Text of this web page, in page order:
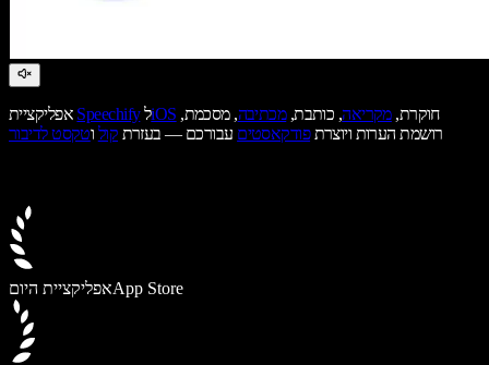
אפליקציית Speechify לiOS חוקרת,מקריאה, כותבת,מכתיבה, מסכמת,
רושמת הערות ויוצרתפודקאסטים עבורכם — בעזרת קול וטקסט לדיבור
אפליקציית היוםApp Store